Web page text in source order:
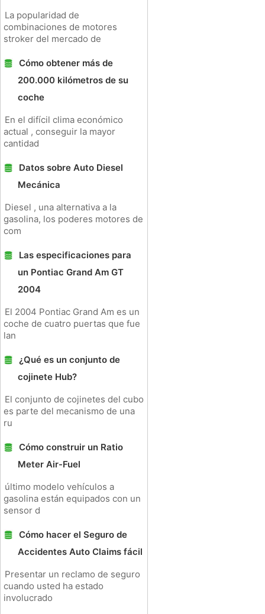
La popularidad de
combinaciones de motores
stroker del mercado de
Cómo obtener más de
200.000 kilómetros de su
coche
En el difícil clima económico
actual , conseguir la mayor
cantidad
Datos sobre Auto Diesel
Mecánica
Diesel , una alternativa a la
gasolina, los poderes motores de
com
Las especificaciones para
un Pontiac Grand Am GT
2004
El 2004 Pontiac Grand Am es un
coche de cuatro puertas que fue
lan
¿Qué es un conjunto de
cojinete Hub?
El conjunto de cojinetes del cubo
es parte del mecanismo de una
ru
Cómo construir un Ratio
Meter Air-Fuel
último modelo vehículos a
gasolina están equipados con un
sensor d
Cómo hacer el Seguro de
Accidentes Auto Claims fácil
Presentar un reclamo de seguro
cuando usted ha estado
involucrado